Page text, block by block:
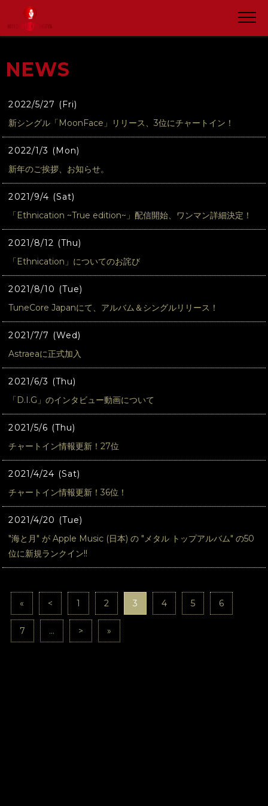
NEWS
2022/5/27 (Fri)
新シングル「MoonFace」リリース、3位にチャートイン！
2022/1/3 (Mon)
新年のご挨拶、お知らせ。
2021/9/4 (Sat)
「Ethnication ~True edition~」配信開始、ワンマン詳細決定！
2021/8/12 (Thu)
「Ethnication」についてのお詫び
2021/8/10 (Tue)
TuneCore Japanにて、アルバム＆シングルリリース！
2021/7/7 (Wed)
Astraeaに正式加入
2021/6/3 (Thu)
「D.I.G」のインタビュー動画について
2021/5/6 (Thu)
チャートイン情報更新！27位
2021/4/24 (Sat)
チャートイン情報更新！36位！
2021/4/20 (Tue)
"海と月" が Apple Music (日本) の "メタル トップアルバム" の50
位に新規ランクイン!!
« < 1 2 3 4 5 6
7 ... > »